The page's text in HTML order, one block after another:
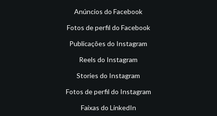
Anúncios do Facebook
Fotos de perfil do Facebook
Publicações do Instagram
Reels do Instagram
Stories do Instagram
Fotos de perfil do Instagram
Faixas do LinkedIn